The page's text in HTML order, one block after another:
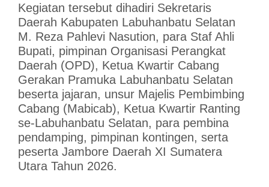
Kegiatan tersebut dihadiri Sekretaris
Daerah Kabupaten Labuhanbatu Selatan
M. Reza Pahlevi Nasution, para Staf Ahli
Bupati, pimpinan Organisasi Perangkat
Daerah (OPD), Ketua Kwartir Cabang
Gerakan Pramuka Labuhanbatu Selatan
beserta jajaran, unsur Majelis Pembimbing
Cabang (Mabicab), Ketua Kwartir Ranting
se-Labuhanbatu Selatan, para pembina
pendamping, pimpinan kontingen, serta
peserta Jambore Daerah XI Sumatera
Utara Tahun 2026.